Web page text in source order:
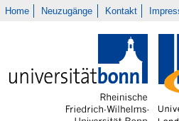
Home Neuzugänge Kontakt